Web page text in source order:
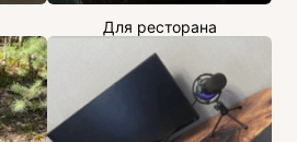
Для ресторана